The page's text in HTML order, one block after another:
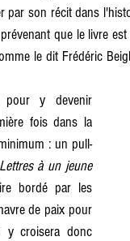
par son récit dans
que le livre
le dit Frédéric
pour y devenir
fois dans la
: un pull-
Lettres à un jeune
bordé par les
de paix pour
y croisera donc